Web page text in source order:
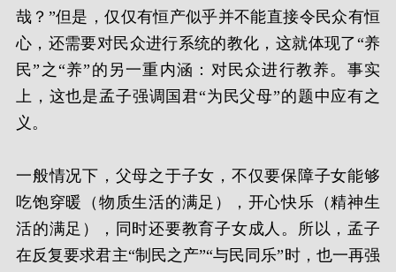
哉？”但是，仅仅有恒产似乎并不能直接令民众有恒
心，还需要对民众进行系统的教化，这就体现了“养
民”之“养”的另一重内涵：对民众进行教养。事实
上，这也是孟子强调国君“为民父母”的题中应有之
义。
一般情况下，父母之于子女，不仅要保障子女能够
吃饱穿暖（物质生活的满足），开心快乐（精神生
活的满足），同时还要教育子女成人。所以，孟子
在反复要求君主“制民之产”“与民同乐”时，也一再强